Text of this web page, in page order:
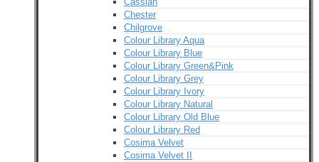
Chester
Chilgrove
Colour Library Aqua
Colour Library Blue
Colour Library Green&Pink
Colour Library Grey
Colour Library Ivory
Colour Library Natural
Colour Library Old Blue
Colour Library Red
Cosima Velvet
Cosima Velvet II